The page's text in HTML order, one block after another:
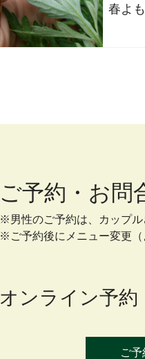
春よ
ご予約・お問
※男性のご予約は、カップル
※ご予約後にメニュー変更（
オンライン予約
ご